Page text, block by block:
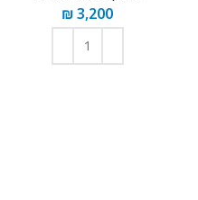
₪3,200